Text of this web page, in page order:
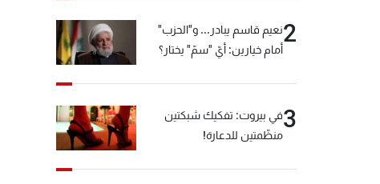
2نعيم قاسم يبادر... و"الحزب"
أمام خيارين: أيّ "سمّ" يختار؟
3في بيروت: تفكيك شبكتين
منظّمتين للدعارة!